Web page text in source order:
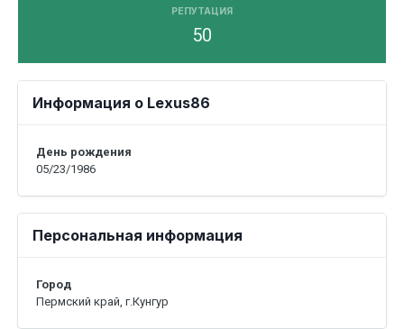
РЕПУТАЦИЯ
50
Информация о Lexus86
День рождения
05/23/1986
Персональная информация
Город
Пермский край, г.Кунгур